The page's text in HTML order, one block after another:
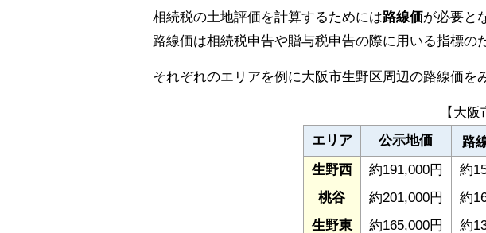
相続税の土地評価を計算するためには路線価が必要と
路線価は相続税申告や贈与税申告の際に用いる指標の
それぞれのエリアを例に大阪市生野区周辺の路線価を
【大
エリア
公示地価 路
生野西
約191,000円 約
桃谷
約201,000円 約
生野東
約165,000円 約